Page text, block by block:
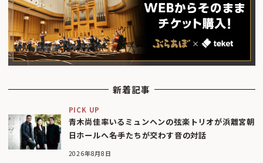
新着記事
PICK UP
青木尚佳率いるミュンヘンの弦楽トリオが浜離宮朝
日ホールへ――名手たちが交わす音の対話
2026年8月8日